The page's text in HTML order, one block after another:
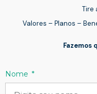
Tire
Valores – Planos –
Fazemos
Nome